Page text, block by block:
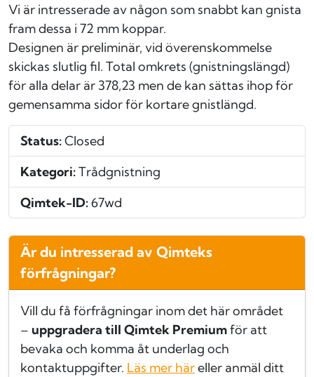
Vi är intresserade av någon som snabbt kan gnista
fram dessa i 72 mm koppar.
Designen är preliminär, vid överenskommelse
skickas slutlig fil. Total omkrets (gnistningslängd)
för alla delar är 378,23 men de kan sättas ihop för
gemensamma sidor för kortare gnistlängd.
Status:Closed
Kategori:Trådgnistning
Qimtek-ID:67wd
Är du intresserad av Qimteks
förfrågningar?
Vill du få förfrågningar inom det här området
– uppgradera till Qimtek Premiumför att
bevaka och komma åt underlag och
kontaktuppgifter. Läs mer häreller anmäl ditt